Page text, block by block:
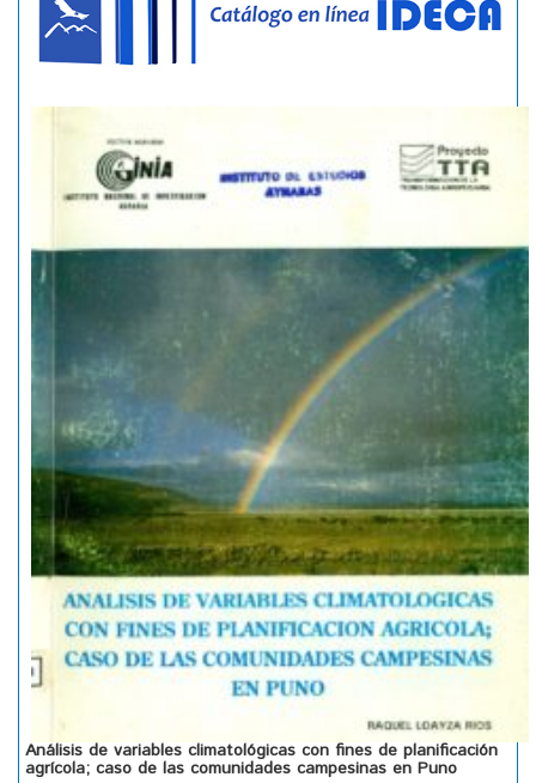
Análisis de variables climatológicas con fines de planificación
agrícola; caso de las comunidades campesinas en Puno